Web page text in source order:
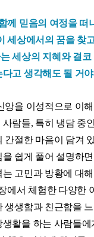
께 믿음의 여정을 떠
세상에서의 꿈을 찾
세상의 지혜와 결코
고 생각해도 될 거
앙을 이성적으로 이
람들, 특히 냉담 중
간절한 마음이 담겨
쉽게 풀어 설명하
고민과 방황에 대
에서 체험한 다양한
생생함과 친근함을
활을 하는 사람들